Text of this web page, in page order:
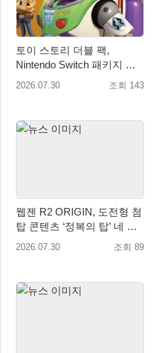
토이 스토리 더블 팩,
Nintendo Switch 패키지 예
약판매 시작
2026.07.30 조회 143
웹젠 R2 ORIGIN, 도전형 첨
탑 콘텐츠 ‘정복의 탑’ 네 번
째 시즌 개최
2026.07.30 조회 89